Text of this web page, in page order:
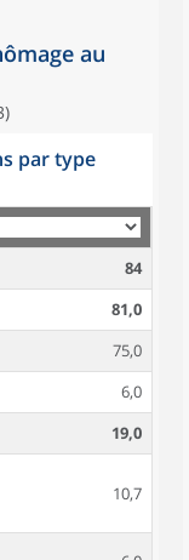
au
par type
84
81,0
75,0
6,0
19,0
10,7